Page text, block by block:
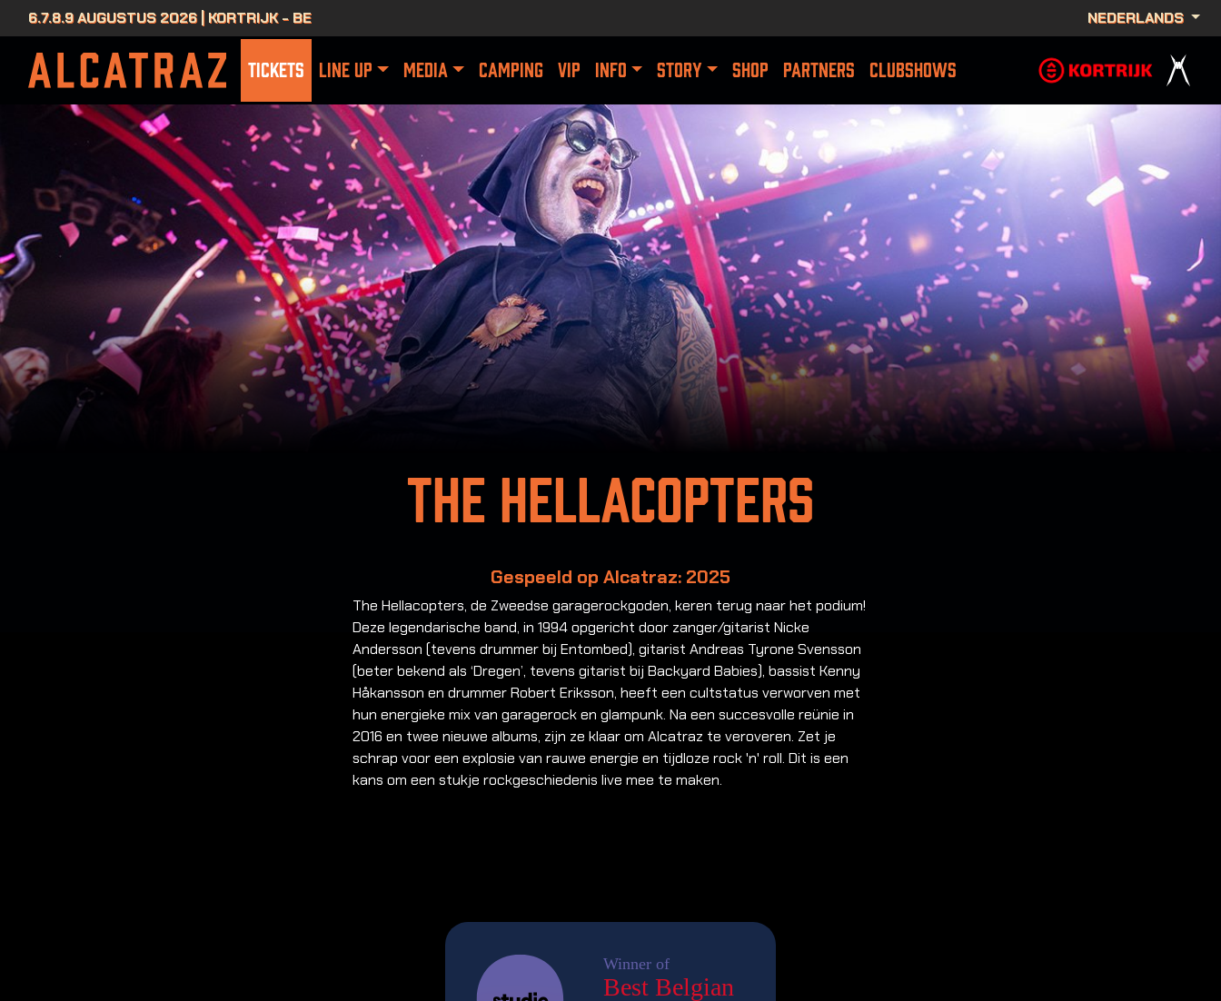
6.7.8.9 AUGUSTUS 2026 | KORTRIJK - BE NEDERLANDS
TICKETS LINE UP MEDIA CAMPING VIP INFO STORY SHOP PARTNERS CLUBSHOWS
The Hellacopters
Gespeeld op Alcatraz: 2025
The Hellacopters, de Zweedse garagerockgoden, keren terug naar het podium!
Deze legendarische band, in 1994 opgericht door zanger/gitarist Nicke
Andersson (tevens drummer bij Entombed), gitarist Andreas Tyrone Svensson
(beter bekend als ‘Dregen’, tevens gitarist bij Backyard Babies), bassist Kenny
Håkansson en drummer Robert Eriksson, heeft een cultstatus verworven met
hun energieke mix van garagerock en glampunk. Na een succesvolle reünie in
2016 en twee nieuwe albums, zijn ze klaar om Alcatraz te veroveren. Zet je
schrap voor een explosie van rauwe energie en tijdloze rock 'n' roll. Dit is een
kans om een stukje rockgeschiedenis live mee te maken.